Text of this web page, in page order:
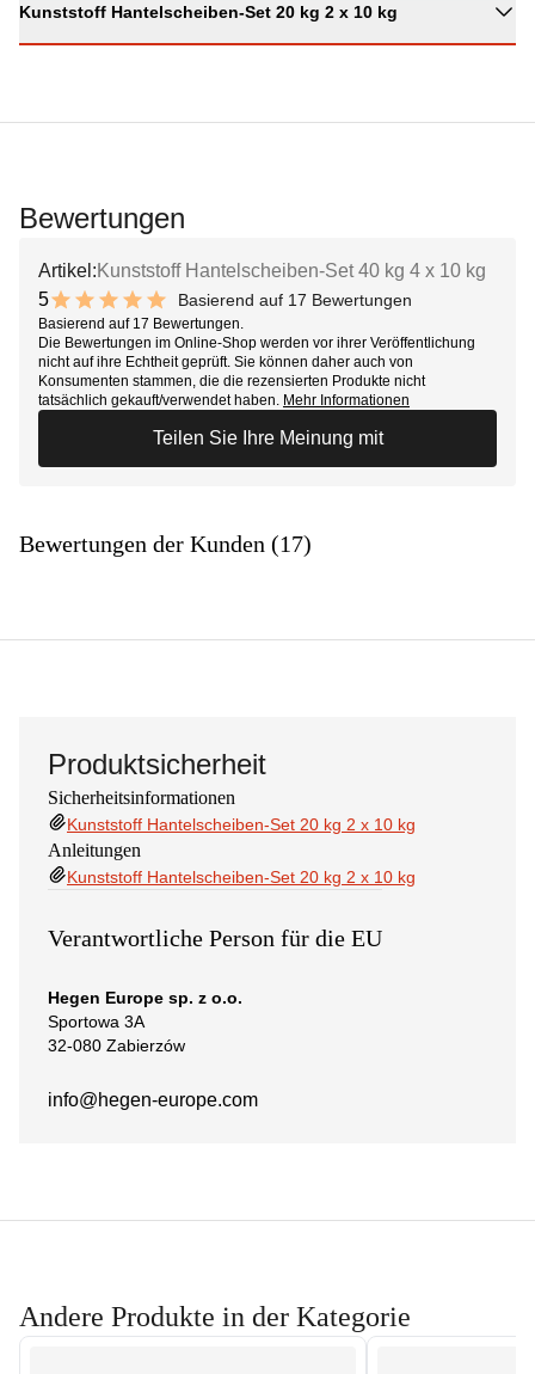
Kunststoff Hantelscheiben-Set 20 kg 2 x 10 kg
Bewertungen
Artikel: Kunststoff Hantelscheiben-Set 40 kg 4 x 10 kg
5
10 out of 10 stars
Basierend auf 17 Bewertungen
Basierend auf 17 Bewertungen.
Die Bewertungen im Online-Shop werden vor ihrer Veröffentlichung
nicht auf ihre Echtheit geprüft. Sie können daher auch von
Konsumenten stammen, die die rezensierten Produkte nicht
tatsächlich gekauft/verwendet haben. Mehr Informationen
Teilen Sie Ihre Meinung mit
Bewertungen der Kunden (17)
Produktsicherheit
Sicherheitsinformationen
Kunststoff Hantelscheiben-Set 20 kg 2 x 10 kg
Anleitungen
Kunststoff Hantelscheiben-Set 20 kg 2 x 10 kg
Verantwortliche Person für die EU
Hegen Europe sp. z o.o.
Sportowa 3A
32-080 Zabierzów
info@hegen-europe.com
Andere Produkte in der Kategorie